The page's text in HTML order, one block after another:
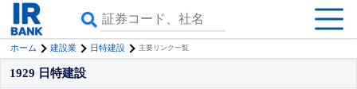
ホーム 建設業 日特建設 主要リンク一覧
1929 日特建設